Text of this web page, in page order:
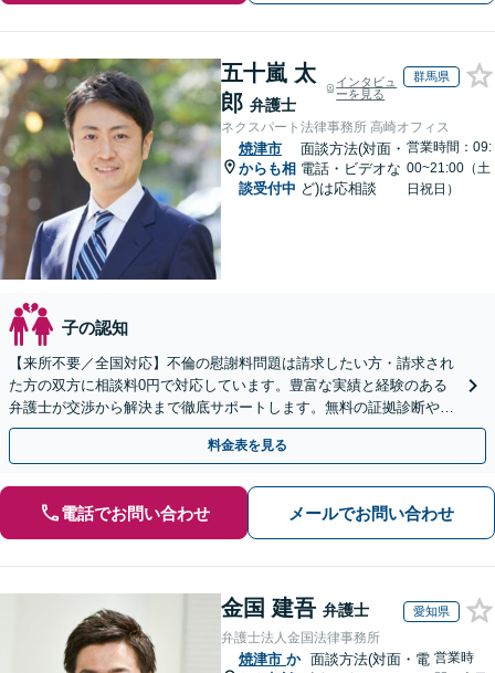
五十嵐 太
郎 弁護士
インタビュ
ーを見る
群馬県
ネクスパート法律事務所 高崎オフィス
焼津市
からも相
談受付中
面談方法(対面・
電話・ビデオな
ど)は応相談
営業時間：09:
00~21:00（土
日祝日）
子の認知
【来所不要／全国対応】不倫の慰謝料問題は請求したい方・請求され
た方の双方に相談料0円で対応しています。豊富な実績と経験のある
弁護士が交渉から解決まで徹底サポートします。無料の証拠診断や着
手金の返還保証もありますので安心してご相談ください。
料金表を見る
電話でお問い合わせ メールでお問い合わせ
金国 建吾 弁護士 愛知県
弁護士法人金国法律事務所
焼津市 か 面談方法(対面・電 営業時